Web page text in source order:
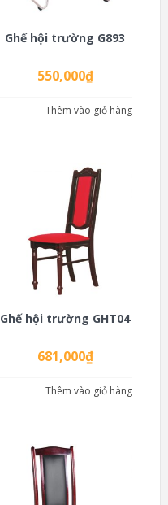
Ghế hội trường G893
550,000₫
Thêm vào giỏ hàng
Ghế hội trường GHT04
681,000₫
Thêm vào giỏ hàng